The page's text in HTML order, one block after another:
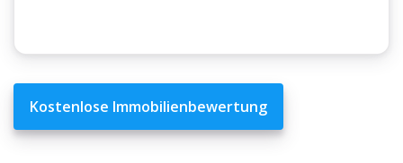
Kostenlose Immobilienbewertung